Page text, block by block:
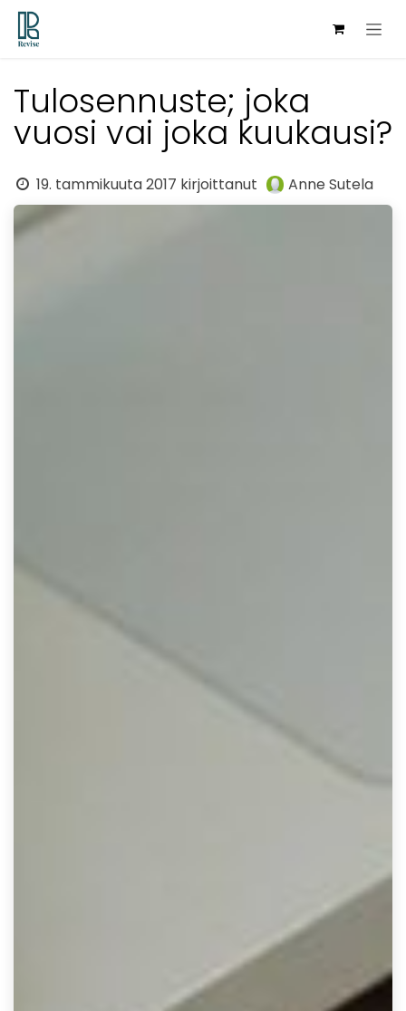
Siirry sisältöön
Tulosennuste; joka
vuosi vai joka kuukausi?
19. tammikuuta 2017 kirjoittanut Anne Sutela